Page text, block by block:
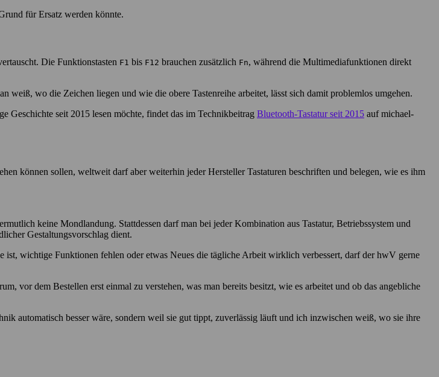
für Ersatz werden könnte.
Die Funktionstasten F1 bis F12 brauchen zusätzlich Fn, während die Multimediafunktionen direkt
wo die Zeichen liegen und wie die obere Tastenreihe arbeitet, lässt sich damit problemlos umgehen.
seit 2015 lesen möchte, findet das im Technikbeitrag Bluetooth-Tastatur seit 2015 auf michael-
können sollen, weltweit darf aber weiterhin jeder Hersteller Tastaturen beschriften und belegen, wie es ihm
keine Mondlandung. Stattdessen darf man bei jeder Kombination aus Tastatur, Betriebssystem und
Gestaltungsvorschlag dient.
wichtige Funktionen fehlen oder etwas Neues die tägliche Arbeit wirklich verbessert, darf der hwV gerne
vor dem Bestellen erst einmal zu verstehen, was man bereits besitzt, wie es arbeitet und ob das angebliche
automatisch besser wäre, sondern weil sie gut tippt, zuverlässig läuft und ich inzwischen weiß, wo sie ihre